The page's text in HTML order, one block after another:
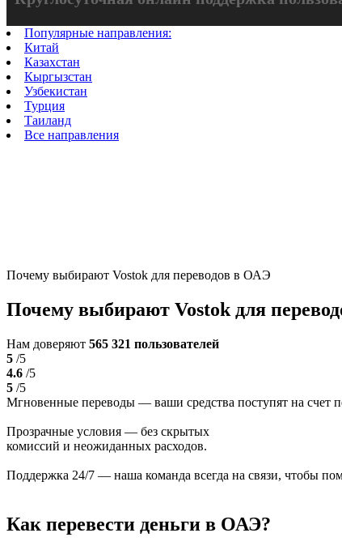
Популярные направления:
Китай
Казахстан
Кыргызстан
Узбекистан
Турция
Таиланд
Все направления
Почему выбирают Vostok для переводов в ОАЭ
Почему выбирают Vostok для
Нам доверяют 565 321 пользователей
5 /5
4.6 /5
5 /5
Мгновенные переводы — ваши средства поступят на счет
Прозрачные условия — без скрытых
комиссий и неожиданных расходов.
Поддержка 24/7 — наша команда всегда на связи, чтобы
Как перевести деньги в ОАЭ?